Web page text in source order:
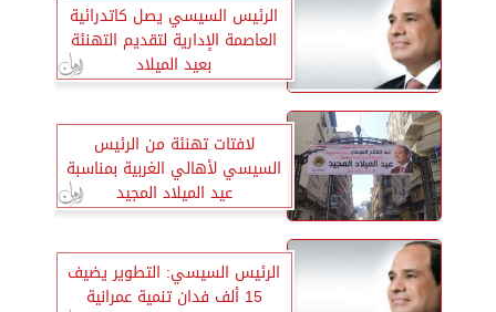
الرئيس السيسي يصل كاتدرائية
العاصمة الإدارية لتقديم التهنئة
بعيد الميلاد
لافتات تهنئة من الرئيس
السيسي لأهالي الغربية بمناسبة
عيد الميلاد المجيد
الرئيس السيسي: التطوير يضيف
15 ألف فدان تنمية عمرانية